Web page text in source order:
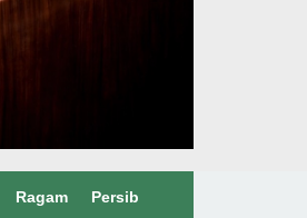
Ragam
Persib